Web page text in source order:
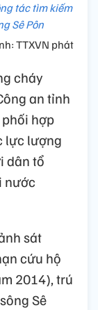
tác tìm kiếm
Sê Pôn
TTXVN phát
cháy
an tỉnh
hợp
lực lượng
dân tổ
nước
sát
cứu hộ
2014), trú
Sê